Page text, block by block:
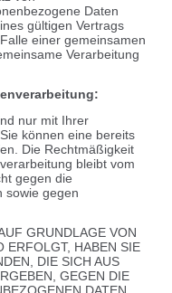
Daten
gültigen Vertrags
einer gemeinsamen
Verarbeitung
nur mit Ihrer
können eine bereits
Die Rechtmäßigkeit
bleibt vom
gegen die
sowie gegen
GRUNDLAGE VON
ERFOLGT, HABEN SIE
DIE SICH AUS
GEGEN DIE